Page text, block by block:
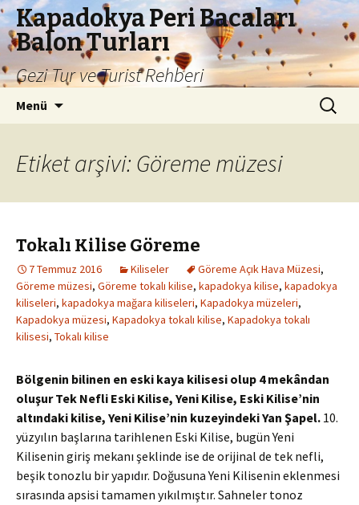
Kapadokya Peri Bacaları
Balon Turları
Gezi Tur ve Turist Rehberi
Menü Arama:
Etiket arşivi: Göreme müzesi
Tokalı Kilise Göreme
7 Temmuz 2016 Kiliseler Göreme Açık Hava Müzesi,
Göreme müzesi, Göreme tokalı kilise, kapadokya kilise, kapadokya
kiliseleri, kapadokya mağara kiliseleri, Kapadokya müzeleri,
Kapadokya müzesi, Kapadokya tokalı kilise, Kapadokya tokalı
kilisesi, Tokalı kilise
Bölgenin bilinen en eski kaya kilisesi olup 4 mekândan
oluşur Tek Nefli Eski Kilise, Yeni Kilise, Eski Kilise’nin
altındaki kilise, Yeni Kilise’nin kuzeyindeki Yan Şapel. 10.
yüzyılın başlarına tarihlenen Eski Kilise, bugün Yeni
Kilisenin giriş mekanı şeklinde ise de orijinal de tek nefli,
beşik tonozlu bir yapıdır. Doğusuna Yeni Kilisenin eklenmesi
sırasında apsisi tamamen yıkılmıştır. Sahneler tonoz